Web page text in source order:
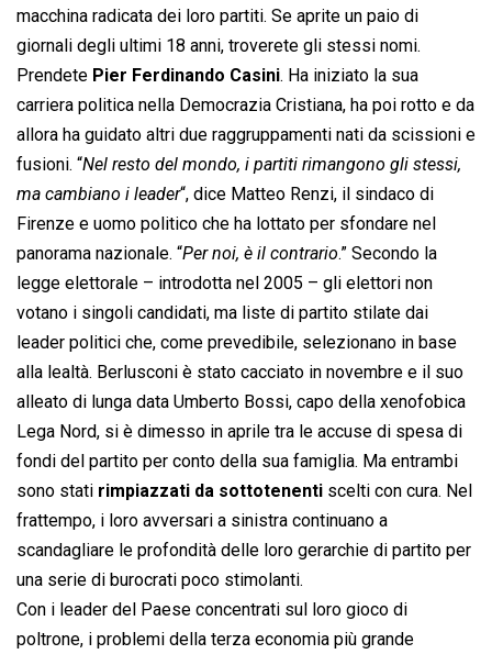
macchina radicata dei loro partiti. Se aprite un paio di
giornali degli ultimi 18 anni, troverete gli stessi nomi.
Prendete Pier Ferdinando Casini. Ha iniziato la sua
carriera politica nella Democrazia Cristiana, ha poi rotto e da
allora ha guidato altri due raggruppamenti nati da scissioni e
fusioni. “Nel resto del mondo, i partiti rimangono gli stessi,
ma cambiano i leader“, dice Matteo Renzi, il sindaco di
Firenze e uomo politico che ha lottato per sfondare nel
panorama nazionale. “Per noi, è il contrario.” Secondo la
legge elettorale – introdotta nel 2005 – gli elettori non
votano i singoli candidati, ma liste di partito stilate dai
leader politici che, come prevedibile, selezionano in base
alla lealtà. Berlusconi è stato cacciato in novembre e il suo
alleato di lunga data Umberto Bossi, capo della xenofobica
Lega Nord, si è dimesso in aprile tra le accuse di spesa di
fondi del partito per conto della sua famiglia. Ma entrambi
sono stati rimpiazzati da sottotenenti scelti con cura. Nel
frattempo, i loro avversari a sinistra continuano a
scandagliare le profondità delle loro gerarchie di partito per
una serie di burocrati poco stimolanti.
Con i leader del Paese concentrati sul loro gioco di
poltrone, i problemi della terza economia più grande